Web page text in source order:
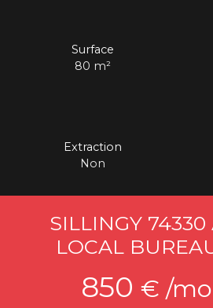
Surface
80 m²
Extraction
Non
SILLINGY 74330
LOCAL
850 € /